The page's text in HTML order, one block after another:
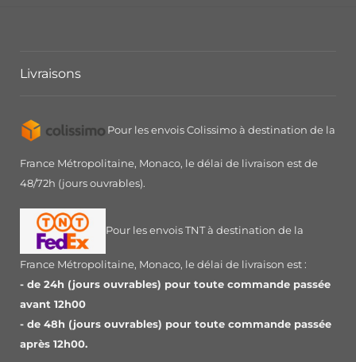
Livraisons
Pour les envois Colissimo à destination de la
France Métropolitaine, Monaco, le délai de livraison est de
48/72h (jours ouvrables).
Pour les envois TNT à destination de la
France Métropolitaine, Monaco, le délai de livraison est :
- de 24h (jours ouvrables) pour toute commande passée
avant 12h00
- de 48h (jours ouvrables) pour toute commande passée
après 12h00.